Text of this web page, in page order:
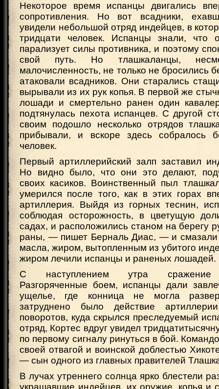
Некоторое время испанцы двигались
сопротивления. Но вот всадники,
увидели небольшой отряд индейцев, в
тридцати человек. Испанцы знали, что
парализует силы противника, и поэтому
свой путь. Но тлашкаланцы,
малочисленность, не только не бросились
атаковали всадников. Они старались
вырывали из их рук копья. В первой же
лошади и смертельно ранен один
подтянулась пехота испанцев. С другой
своим подошло несколько отрядов
прибывали, и вскоре здесь собралось
человек.
Первый артиллерийский залп заставил
Но видно было, что они это делают,
своих касиков. Воинственный пыл
умерился после того, как в этих горах
артиллерия. Выйдя из горных теснин,
соблюдая осторожность, в цветущую
садах, и расположились станом на берегу
раны, — пишет Берналь Диас, — и смазали
масла, жиром, вытопленным из убитого
жиром лечили испанцы и раненых лошадей.
С наступлением утра сражение
Разгоряченные боем, испанцы дали
ущелье, где конница не могла
затруднено было действие
поворотов, куда скрылся преследуемый
отряд, Кортес вдруг увидел
по первому сигналу ринуться в бой.
своей отвагой и воинской доблестью
— сын одного из главных правителей
В лучах утреннего солнца ярко блестели
украшавшие индейцев, их оружие, копья и